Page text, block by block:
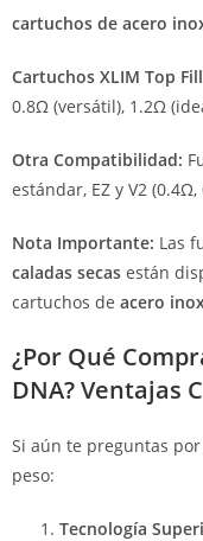
cartuchos de acero
Cartuchos XLIM Top
0.8Ω (versátil), 1.2Ω
Otra Compatibilidad:
estándar, EZ y V2
Nota Importante: Las
caladas secas están
cartuchos de acero
¿Por Qué
DNA? Ventajas
Si aún te preguntas
peso:
Tecnología